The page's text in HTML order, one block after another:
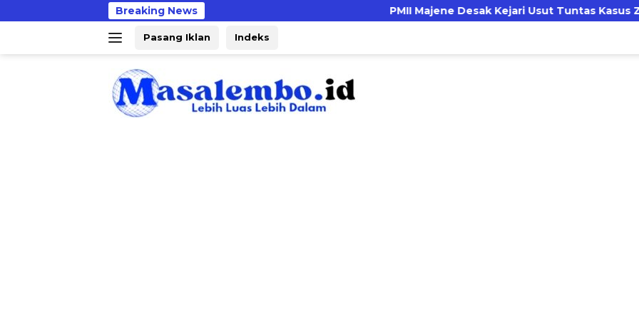
ke
Breaking News PMII Majene Desak Kejari Usut Tuntas Kasus Zakat dan
Pasang Iklan Indeks